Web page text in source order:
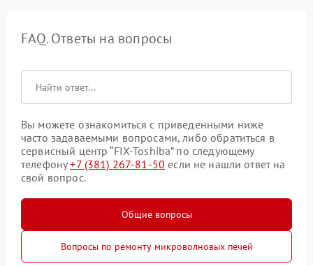
FAQ. Ответы на вопросы
Вы можете ознакомиться с приведенными ниже
часто задаваемыми вопросами, либо обратиться в
сервисный центр “FIX-Toshiba” по следующему
телефону+7 (381) 267-81-50 если не нашли ответ на
свой вопрос.
Общие вопросы
Вопросы по ремонту микроволновых печей